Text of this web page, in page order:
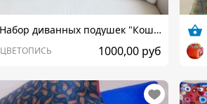
Набор диванных подушек "Кошки"
ЦВЕТОПИСЬ 1000,00 руб